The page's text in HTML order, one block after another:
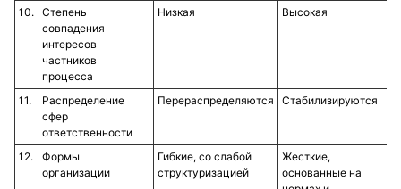
10. Степень
совпадения
интересов
частников
процесса
Низкая Высокая
11.
Распределение
сфер
ответственности
Перераспределяются Стабилизируются
12.
Формы
организации
Гибкие, со слабой
структуризацией
Жесткие,
основанные на